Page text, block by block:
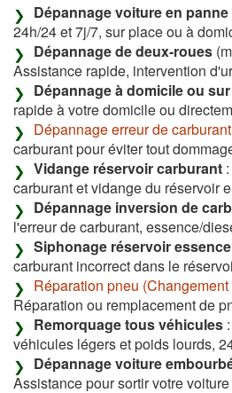
Dépannage voiture en panne
24h/24 et 7j/7, sur place ou à
Dépannage de deux-roues
Assistance rapide, intervention
Dépannage à domicile ou
rapide à votre domicile ou
Dépannage erreur de carburant
carburant pour éviter tout
Vidange réservoir carburant
carburant et vidange du réservoir
Dépannage inversion de
l'erreur de carburant, essence/
Siphonage réservoir
carburant incorrect dans le
Réparation pneu
Réparation ou remplacement de
Remorquage tous véhicules
véhicules légers et poids lourds,
Dépannage voiture
Assistance pour sortir votre